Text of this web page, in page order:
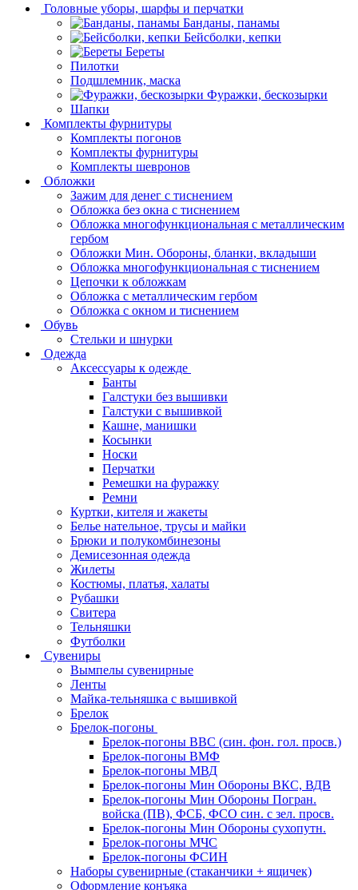
Головные уборы, шарфы и перчатки
Банданы, панамы
Бейсболки, кепки
Береты
Пилотки
Подшлемник, маска
Фуражки, бескозырки
Шапки
Комплекты фурнитуры
Комплекты погонов
Комплекты фурнитуры
Комплекты шевронов
Обложки
Зажим для денег с тиснением
Обложка без окна с тиснением
Обложка многофункциональная с металлическим
гербом
Обложки Мин. Обороны, бланки, вкладыши
Обложка многофункциональная с тиснением
Цепочки к обложкам
Обложка с металлическим гербом
Обложка с окном и тиснением
Обувь
Стельки и шнурки
Одежда
Аксессуары к одежде
Банты
Галстуки без вышивки
Галстуки с вышивкой
Кашне, манишки
Косынки
Носки
Перчатки
Ремешки на фуражку
Ремни
Куртки, кителя и жакеты
Белье нательное, трусы и майки
Брюки и полукомбинезоны
Демисезонная одежда
Жилеты
Костюмы, платья, халаты
Рубашки
Свитера
Тельняшки
Футболки
Сувениры
Вымпелы сувенирные
Ленты
Майка-тельняшка с вышивкой
Брелок
Брелок-погоны
Брелок-погоны ВВС (син. фон. гол. просв.)
Брелок-погоны ВМФ
Брелок-погоны МВД
Брелок-погоны Мин Обороны ВКС, ВДВ
Брелок-погоны Мин Обороны Погран.
войска (ПВ), ФСБ, ФСО син. с зел. просв.
Брелок-погоны Мин Обороны сухопутн.
Брелок-погоны МЧС
Брелок-погоны ФСИН
Наборы сувенирные (стаканчики + ящичек)
Оформление конъяка